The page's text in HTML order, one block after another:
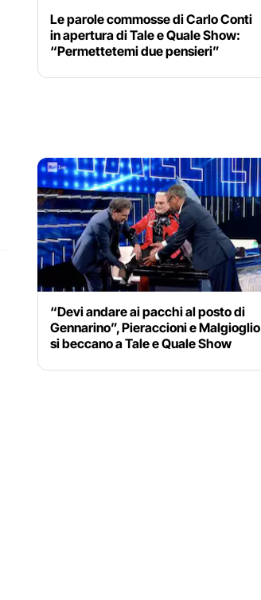
Le parole commosse di Carlo Conti
in apertura di Tale e Quale Show:
“Permettetemi due pensieri”
“Devi andare ai pacchi al posto di
Gennarino”, Pieraccioni e Malgioglio
si beccano a Tale e Quale Show